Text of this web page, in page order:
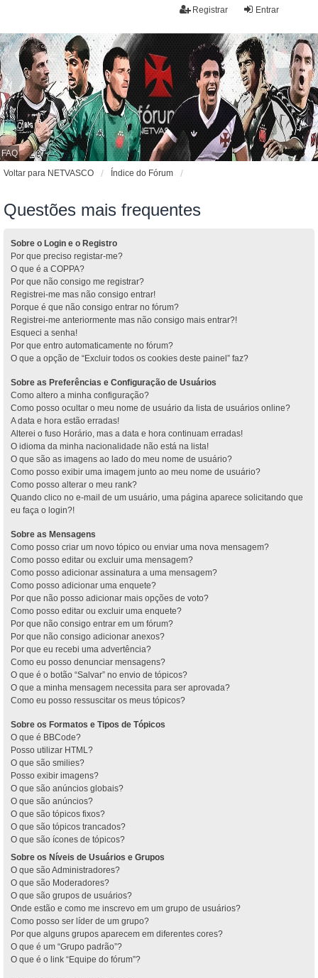
Entrar
Registrar
FAQ
Voltar para NETVASCO
Índice do Fórum
Questões mais frequentes
Sobre o Login e o Registro
Por que preciso registar-me?
O que é a COPPA?
Por que não consigo me registrar?
Registrei-me mas não consigo entrar!
Porque é que não consigo entrar no fórum?
Registrei-me anteriormente mas não consigo mais entrar?!
Esqueci a senha!
Por que entro automaticamente no fórum?
O que a opção de “Excluir todos os cookies deste painel” faz?
Sobre as Preferências e Configuração de Usuários
Como altero a minha configuração?
Como posso ocultar o meu nome de usuário da lista de usuários online?
A data e hora estão erradas!
Alterei o fuso Horário, mas a data e hora continuam erradas!
O idioma da minha nacionalidade não está na lista!
O que são as imagens ao lado do meu nome de usuário?
Como posso exibir uma imagem junto ao meu nome de usuário?
Como posso alterar o meu rank?
Quando clico no e-mail de um usuário, uma página aparece solicitando que
eu faça o login?!
Sobre as Mensagens
Como posso criar um novo tópico ou enviar uma nova mensagem?
Como posso editar ou excluir uma mensagem?
Como posso adicionar assinatura a uma mensagem?
Como posso adicionar uma enquete?
Por que não posso adicionar mais opções de voto?
Como posso editar ou excluir uma enquete?
Por que não consigo entrar em um fórum?
Por que não consigo adicionar anexos?
Por que eu recebi uma advertência?
Como eu posso denunciar mensagens?
O que é o botão “Salvar” no envio de tópicos?
O que a minha mensagem necessita para ser aprovada?
Como eu posso ressuscitar os meus tópicos?
Sobre os Formatos e Tipos de Tópicos
O que é BBCode?
Posso utilizar HTML?
O que são smilies?
Posso exibir imagens?
O que são anúncios globais?
O que são anúncios?
O que são tópicos fixos?
O que são tópicos trancados?
O que são ícones de tópicos?
Sobre os Níveis de Usuários e Grupos
O que são Administradores?
O que são Moderadores?
O que são grupos de usuários?
Onde estão e como me inscrevo em um grupo de usuários?
Como posso ser líder de um grupo?
Por que alguns grupos aparecem em diferentes cores?
O que é um “Grupo padrão”?
O que é o link “Equipe do fórum”?